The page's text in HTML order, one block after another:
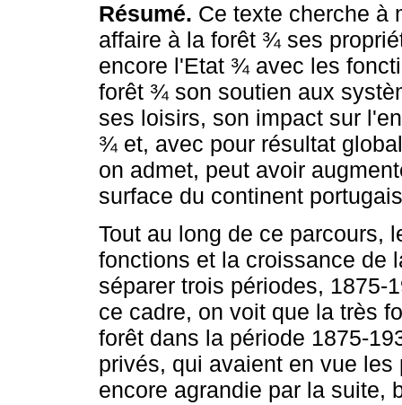
Résumé. Ce texte cherche à
affaire à la forêt ¾ ses
encore l'Etat ¾ avec les
forêt ¾ son soutien aux
ses loisirs, son impact sur
¾ et, avec pour résultat
on admet, peut avoir
surface du continent
Tout au long de ce parcours,
fonctions et la croissance de
séparer trois périodes, 1875-
ce cadre, on voit que la très
forêt dans la période 1875-
privés, qui avaient en vue
encore agrandie par la suite,